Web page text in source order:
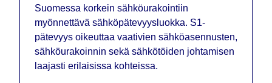
Suomessa korkein sähköurakointiin
myönnettävä sähköpätevyysluokka. S1-
pätevyys oikeuttaa vaativien sähköasennusten,
sähköurakoinnin sekä sähkötöiden johtamisen
laajasti erilaisissa kohteissa.